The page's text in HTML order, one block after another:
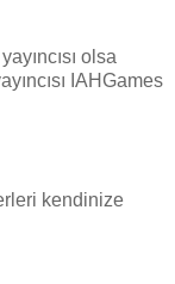
olsa
IAHGames
kendinize